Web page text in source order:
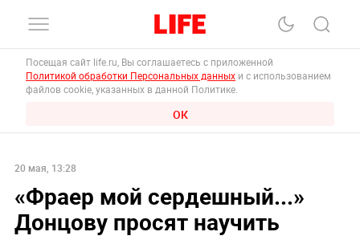
Посещая сайт life.ru, Вы соглашаетесь с приложенной
Политикой обработки Персональных данных и с использованием
файлов cookie, указанных в данной Политике.
ОК
20 мая, 13:28
«Фраер мой сердешный...»
Донцову просят научить